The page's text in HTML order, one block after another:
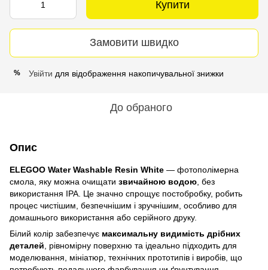
Купити
Замовити швидко
% Увійти для відображення накопичувальної знижки
До обраного
Опис
ELEGOO Water Washable Resin White — фотополімерна
смола, яку можна очищати звичайною водою , без
використання IPA. Це значно спрощує постобробку, робить
процес чистішим, безпечнішим і зручнішим, особливо для
домашнього використання або серійного друку.
Білий колір забезпечує максимальну видимість дрібних
деталей , рівномірну поверхню та ідеально підходить для
моделювання, мініатюр, технічних прототипів і виробів, що